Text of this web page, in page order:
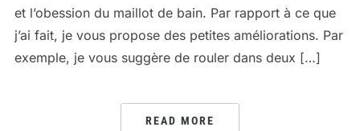
et l’obession du maillot de bain. Par rapport à ce que
j’ai fait, je vous propose des petites améliorations. Par
exemple, je vous suggère de rouler dans deux […]
READ MORE